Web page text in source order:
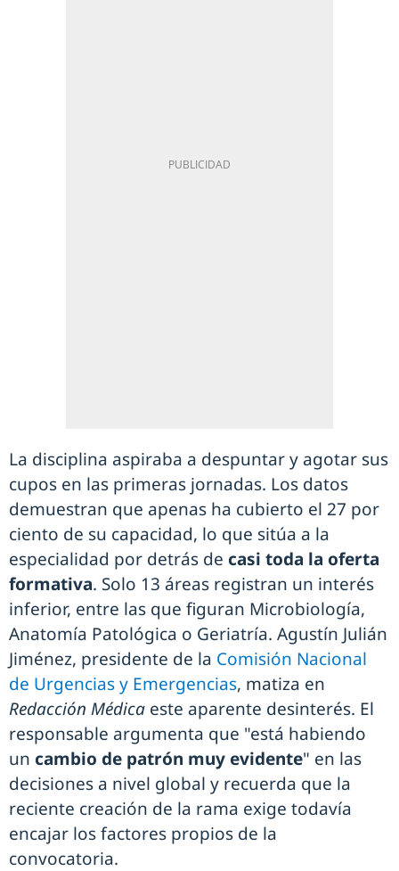
La disciplina aspiraba a despuntar y agotar sus
cupos en las primeras jornadas. Los datos
demuestran que apenas ha cubierto el 27 por
ciento de su capacidad, lo que sitúa a la
especialidad por detrás de casi toda la oferta
formativa. Solo 13 áreas registran un interés
inferior, entre las que figuran Microbiología,
Anatomía Patológica o Geriatría. Agustín Julián
Jiménez, presidente de la Comisión Nacional
de Urgencias y Emergencias, matiza en
Redacción Médica este aparente desinterés. El
responsable argumenta que "está habiendo
un cambio de patrón muy evidente" en las
decisiones a nivel global y recuerda que la
reciente creación de la rama exige todavía
encajar los factores propios de la
convocatoria.